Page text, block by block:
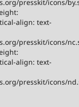
presskit/icons/
align: text-
presskit/icons/
align: text-
presskit/icons/